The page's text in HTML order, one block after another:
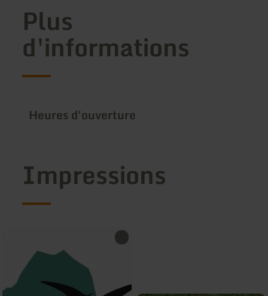
Plus
d'informations
Heures d'ouverture
Impressions